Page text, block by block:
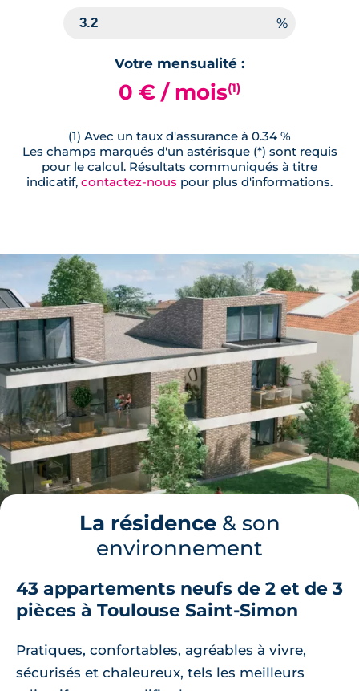
Votre mensualité :
0 € / mois(1)
(1) Avec un taux d'assurance à 0.34 %
Les champs marqués d'un astérisque (*) sont requis
pour le calcul. Résultats communiqués à titre
indicatif, contactez-nous pour plus d'informations.
La résidence& son
environnement
43 appartements neufs de 2 et de 3
pièces à Toulouse Saint-Simon
Pratiques, confortables, agréables à vivre,
sécurisés et chaleureux, tels les meilleurs